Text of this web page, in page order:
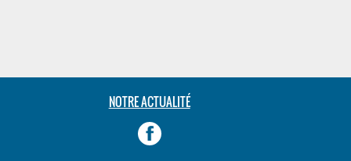
NOTRE ACTUALITÉ